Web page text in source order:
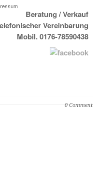
Beratung / Verkauf
Vereinbarung
Mobil. 0176-78590438
0 Comment